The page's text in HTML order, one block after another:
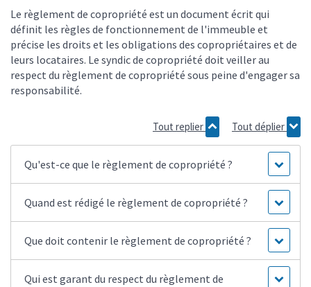
Le règlement de copropriété est un document écrit qui
définit les règles de fonctionnement de l'immeuble et
précise les droits et les obligations des copropriétaires et de
leurs locataires. Le syndic de copropriété doit veiller au
respect du règlement de copropriété sous peine d'engager sa
responsabilité.
Tout replier Tout déplier
Qu'est-ce que le règlement de copropriété ?
Quand est rédigé le règlement de copropriété ?
Que doit contenir le règlement de copropriété ?
Qui est garant du respect du règlement de